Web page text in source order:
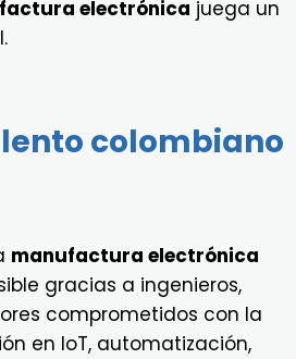
electrónica juega un
colombiano
manufactura electrónica
gracias a ingenieros,
comprometidos con la
en IoT, automatización,